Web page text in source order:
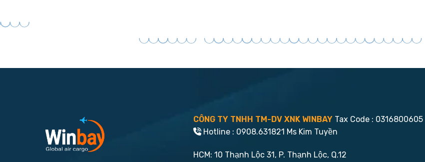
CÔNG TY TNHH TM-DV XNK WINBAY Tax Code : 0316800605
Hotline : 0908.631821 Ms Kim Tuyền
HCM: 10 Thạnh Lộc 31, P. Thạnh Lộc, Q.12